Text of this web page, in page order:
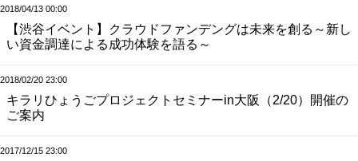
2018/04/13 00:00
【渋谷イベント】クラウドファンデングは未来を創る～新し
い資金調達による成功体験を語る～
2018/02/20 23:00
キラリひょうごプロジェクトセミナーin大阪（2/20）開催の
ご案内
2017/12/15 23:00